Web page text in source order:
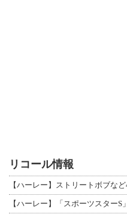
リコール情報
【ハーレー】ストリートボブな